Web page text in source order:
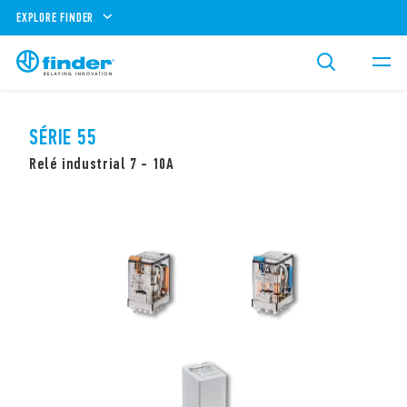
EXPLORE FINDER
SÉRIE 55
Relé industrial 7 - 10A